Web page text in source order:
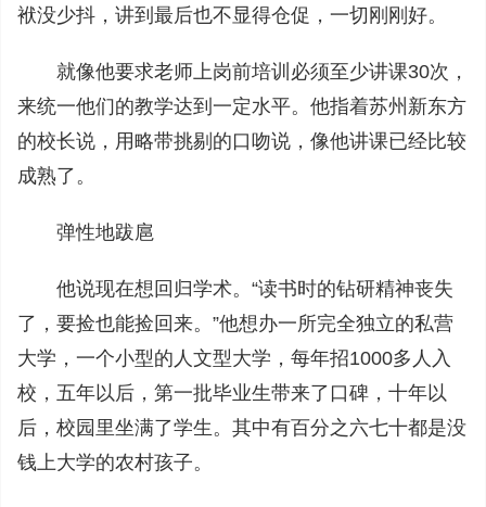
袱没少抖，讲到最后也不显得仓促，一切刚刚好。
就像他要求老师上岗前培训必须至少讲课30次，
来统一他们的教学达到一定水平。他指着苏州新东方
的校长说，用略带挑剔的口吻说，像他讲课已经比较
成熟了。
弹性地跋扈
他说现在想回归学术。“读书时的钻研精神丧失
了，要捡也能捡回来。”他想办一所完全独立的私营
大学，一个小型的人文型大学，每年招1000多人入
校，五年以后，第一批毕业生带来了口碑，十年以
后，校园里坐满了学生。其中有百分之六七十都是没
钱上大学的农村孩子。